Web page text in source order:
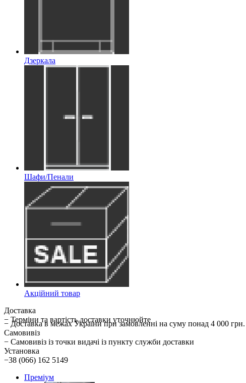
Дзеркала
Шафи/Пенали
Акційний товар
Доставка
− Терміни та вартість доставки уточнюйте
− Доставка в межах України при замовленні на суму понад 4 000
Самовивіз
− Самовивіз із точки видачі із пункту служби доставки
Установка
−38 (066) 162 5149
Преміум